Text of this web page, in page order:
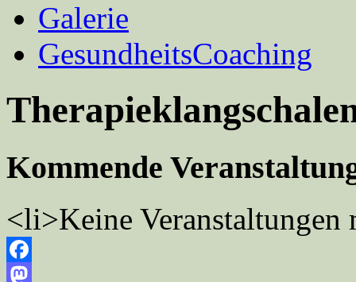
Galerie
GesundheitsCoaching
Kommende
<li>Keine
Facebook